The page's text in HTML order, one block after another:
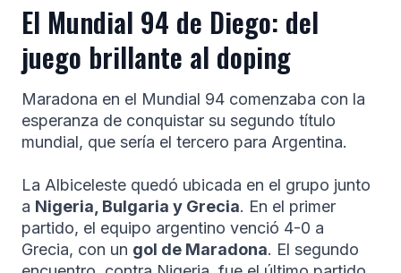
El Mundial 94 de Diego: del
juego brillante al doping
Maradona en el Mundial 94 comenzaba con la
esperanza de conquistar su segundo título
mundial, que sería el tercero para Argentina.
La Albiceleste quedó ubicada en el grupo junto
a Nigeria, Bulgaria y Grecia. En el primer
partido, el equipo argentino venció 4-0 a
Grecia, con un gol de Maradona. El segundo